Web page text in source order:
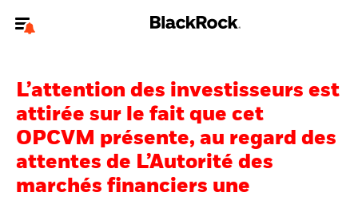
professionnels.
jourvotre type d'utilisateur.
Nous connaître
L’attention des investisseurs est
attirée sur le fait que cet
OPCVM présente, au regard des
attentes de L’Autorité des
marchés financiers une